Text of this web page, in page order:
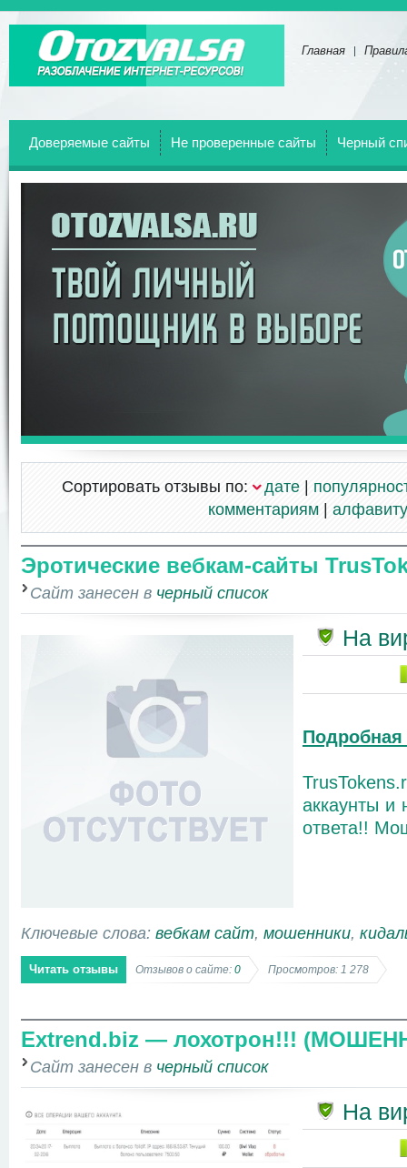
Главная
Доверяемые сайты Не проверенные сайты Черный
Сортировать отзывы по: дате|
комментариям| алфавиту
Эротические вебкам-сайты
Сайт занесен в черный список
На
аккаунты и
ответа!!
Ключевые слова: вебкам сайт, мошенники,
Читать отзывы Отзывов о сайте: 0 Просмотров: 1 278
Еxtrend.biz — лохотрон!!!
Сайт занесен в черный список
На